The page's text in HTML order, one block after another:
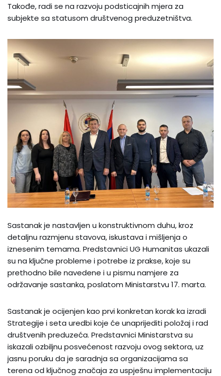
Takođe, radi se na razvoju podsticajnih mjera za
subjekte sa statusom društvenog preduzetništva.
Sastanak je nastavljen u konstruktivnom duhu, kroz
detaljnu razmjenu stavova, iskustava i mišljenja o
iznesenim temama. Predstavnici UG Humanitas ukazali
su na ključne probleme i potrebe iz prakse, koje su
prethodno bile navedene i u pismu namjere za
održavanje sastanka, poslatom Ministarstvu 17. marta.
Sastanak je ocijenjen kao prvi konkretan korak ka izradi
Strategije i seta uredbi koje će unaprijediti položaj i rad
društvenih preduzeća. Predstavnici Ministarstva su
iskazali ozbiljnu posvećenost razvoju ovog sektora, uz
jasnu poruku da je saradnja sa organizacijama sa
terena od ključnog značaja za uspješnu implementaciju